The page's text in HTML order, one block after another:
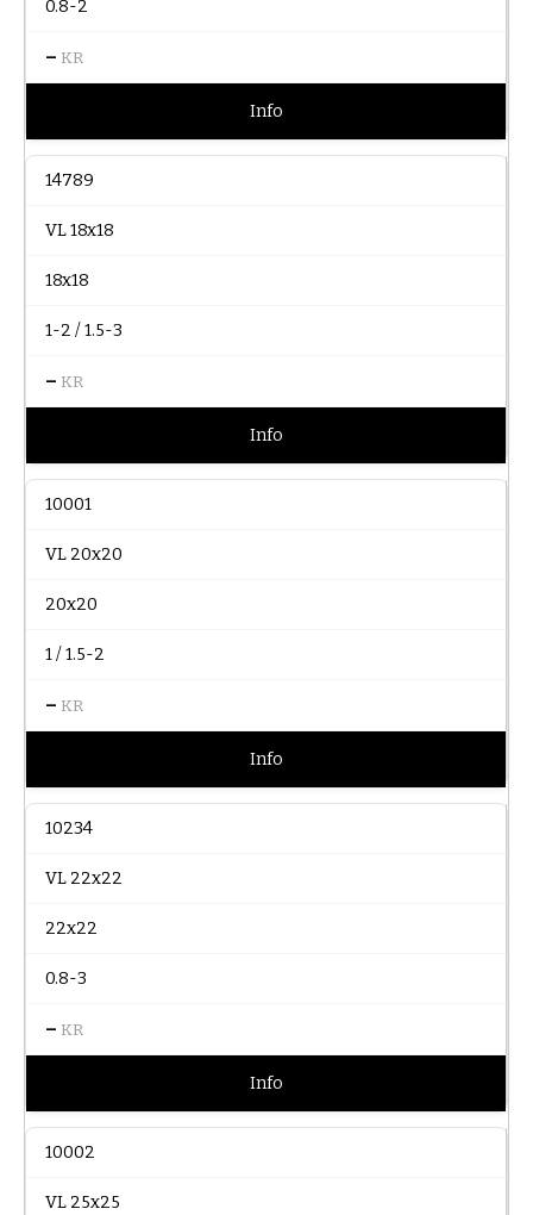
0.8-2
– KR
Info
14789
VL 18x18
18x18
1-2 / 1.5-3
– KR
Info
10001
VL 20x20
20x20
1 / 1.5-2
– KR
Info
10234
VL 22x22
22x22
0.8-3
– KR
Info
10002
VL 25x25